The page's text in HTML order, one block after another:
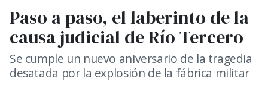
Paso a paso, el laberinto de la
causa judicial de Río Tercero
Se cumple un nuevo aniversario de la tragedia
desatada por la explosión de la fábrica militar